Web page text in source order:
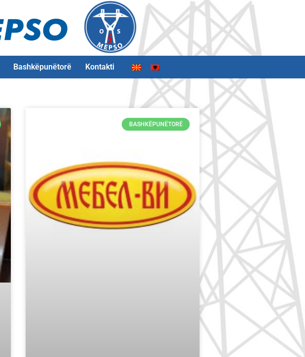
Bashkëpunëtorë Kontakti
BASHKËPUNËTORË